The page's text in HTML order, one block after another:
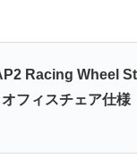
Racing Wheel
フィスチェア仕様